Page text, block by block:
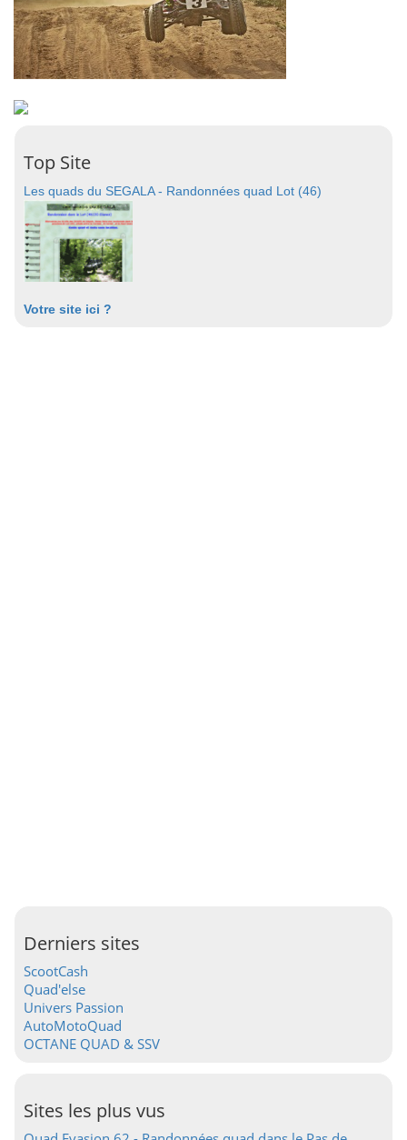
Top Site
Les quads du SEGALA - Randonnées quad Lot (46)
Votre site ici ?
Derniers sites
ScootCash
Quad'else
Univers Passion
AutoMotoQuad
OCTANE QUAD & SSV
Sites les plus vus